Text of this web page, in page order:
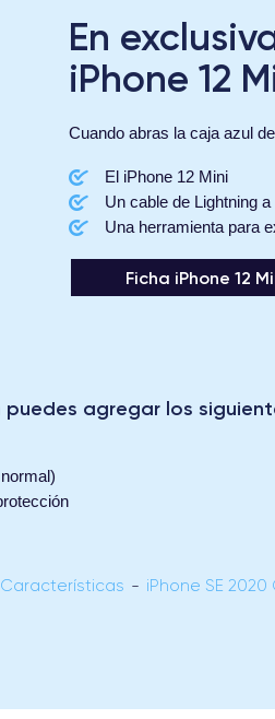
En
iPhone 12
Cuando abras la caja azul
El iPhone 12 Mini
Un cable de Lightning
Una herramienta para
Ficha iPhone 12
puedes agregar los
Características - iPhone SE